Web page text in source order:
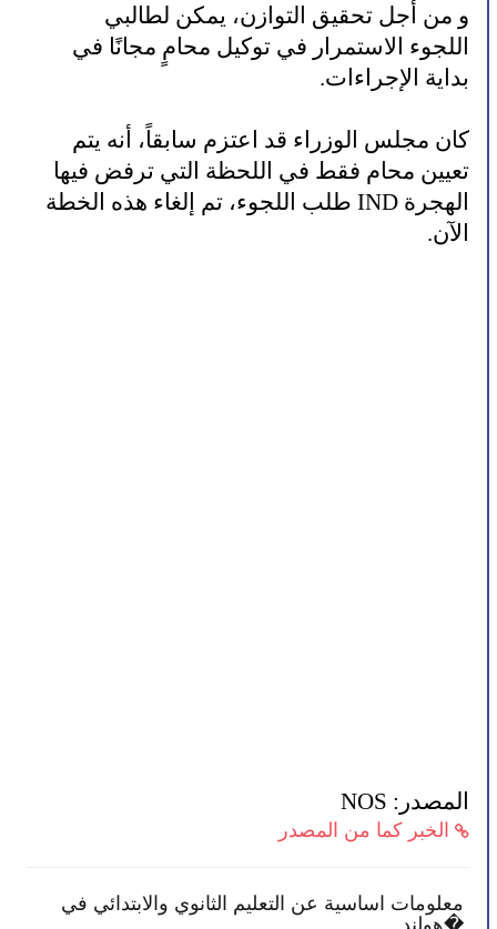
و من أجل تحقيق التوازن، يمكن لطالبي
اللجوء الاستمرار في توكيل محامٍ مجانًا في
بداية الإجراءات.
كان مجلس الوزراء قد اعتزم سابقاً، أنه يتم
تعيين محام فقط في اللحظة التي ترفض فيها
الهجرة IND طلب اللجوء، تم إلغاء هذه الخطة
الآن.
المصدر: NOS
الخبر كما من المصدر
بعض النصائح تمكنك بأن تصبح أكثر انخراطًا في